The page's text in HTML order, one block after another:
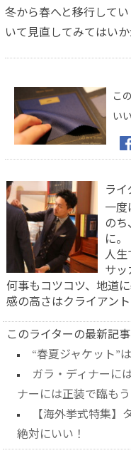
冬から春へと移行して
いて見直してみてはいか
こ
い
ライ
一度
のち
に。
人生
サッ
何事もコツコツ、地道
感の高さはクライアン
このライターの最新記事
“春夏ジャケット”
ガラ・ディナーに
ナーには正装で臨もう
【海外挙式特集】
絶対にいい！